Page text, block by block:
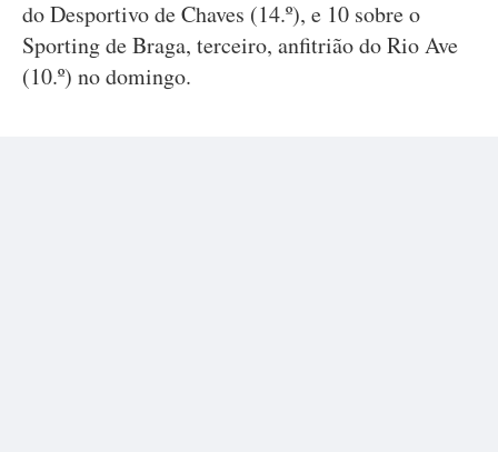
do Desportivo de Chaves (14.º), e 10 sobre o
Sporting de Braga, terceiro, anfitrião do Rio Ave
(10.º) no domingo.